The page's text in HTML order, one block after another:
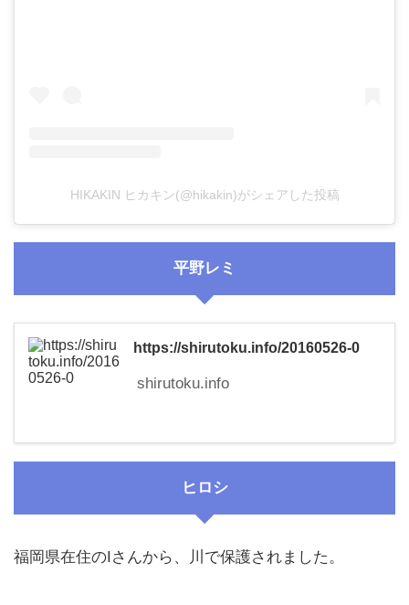
HIKAKIN ヒカキン(@hikakin)がシェアした投稿
平野レミ
https://shirutoku.info/20160526-0
shirutoku.info
ヒロシ
福岡県在住のIさんから、川で保護されました。